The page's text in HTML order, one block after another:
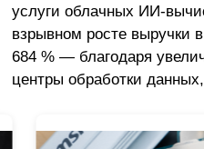
услуги облачных ИИ-
взрывном росте выручки
684 % — благодаря
центры обработки данных,